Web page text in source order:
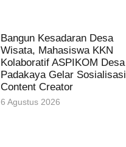
Bangun Kesadaran Desa
Wisata, Mahasiswa KKN
Kolaboratif ASPIKOM Desa
Padakaya Gelar Sosialisasi
Content Creator
6 Agustus 2026